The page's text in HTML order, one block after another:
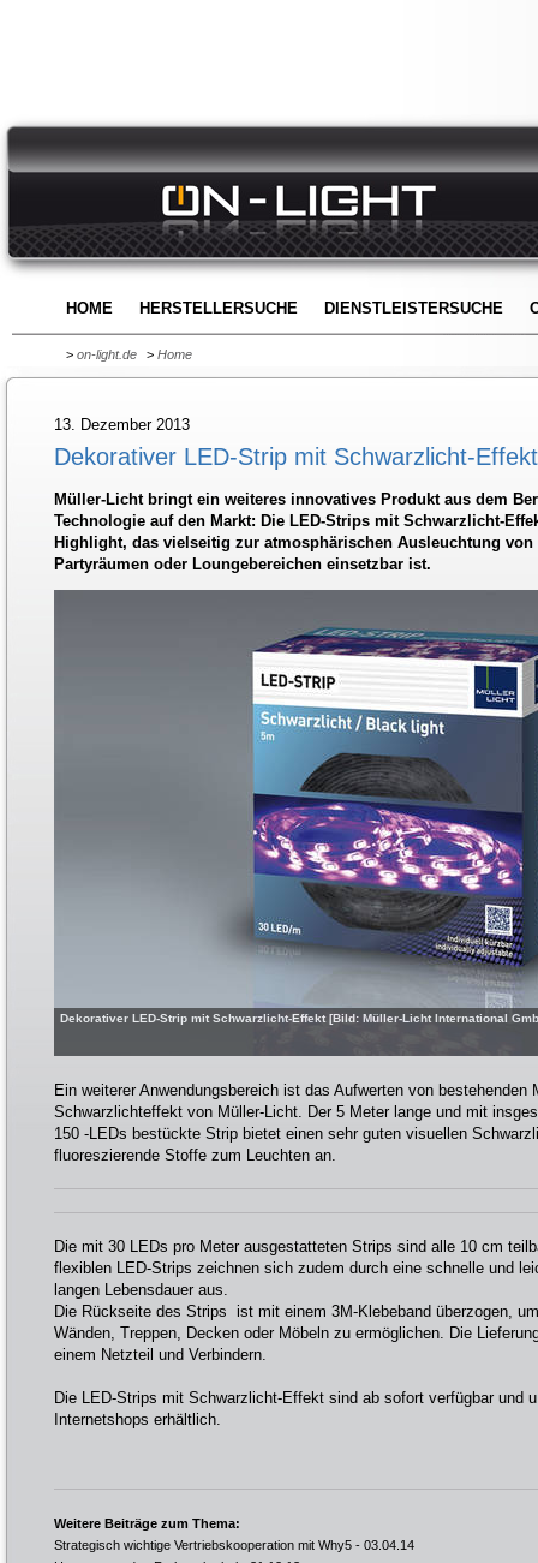
HOME HERSTELLERSUCHE DIENSTLEISTERSUCHE
> on-light.de > Home
13. Dezember 2013
Dekorativer LED-Strip mit Schwarzlicht-Effekt
Müller-Licht bringt ein weiteres innovatives Produkt aus dem
Technologie auf den Markt: Die LED-Strips mit Schwarzlicht-
Highlight, das vielseitig zur atmosphärischen Ausleuchtung von
Partyräumen oder Loungebereichen einsetzbar ist.
Dekorativer LED-Strip mit Schwarzlicht-Effekt [Bild: Müller-Licht International
Ein weiterer Anwendungsbereich ist das Aufwerten von bestehenden
Schwarzlichteffekt von Müller-Licht. Der 5 Meter lange und mit
150 -LEDs bestückte Strip bietet einen sehr guten visuellen
fluoreszierende Stoffe zum Leuchten an.
Die mit 30 LEDs pro Meter ausgestatteten Strips sind alle 10 cm
flexiblen LED-Strips zeichnen sich zudem durch eine schnelle und
langen Lebensdauer aus.
Die Rückseite des Strips ist mit einem 3M-Klebeband überzogen,
Wänden, Treppen, Decken oder Möbeln zu ermöglichen. Die
einem Netzteil und Verbindern.
Die LED-Strips mit Schwarzlicht-Effekt sind ab sofort verfügbar und
Internetshops erhältlich.
Weitere Beiträge zum Thema:
Strategisch wichtige Vertriebskooperation mit Why5 - 03.04.14